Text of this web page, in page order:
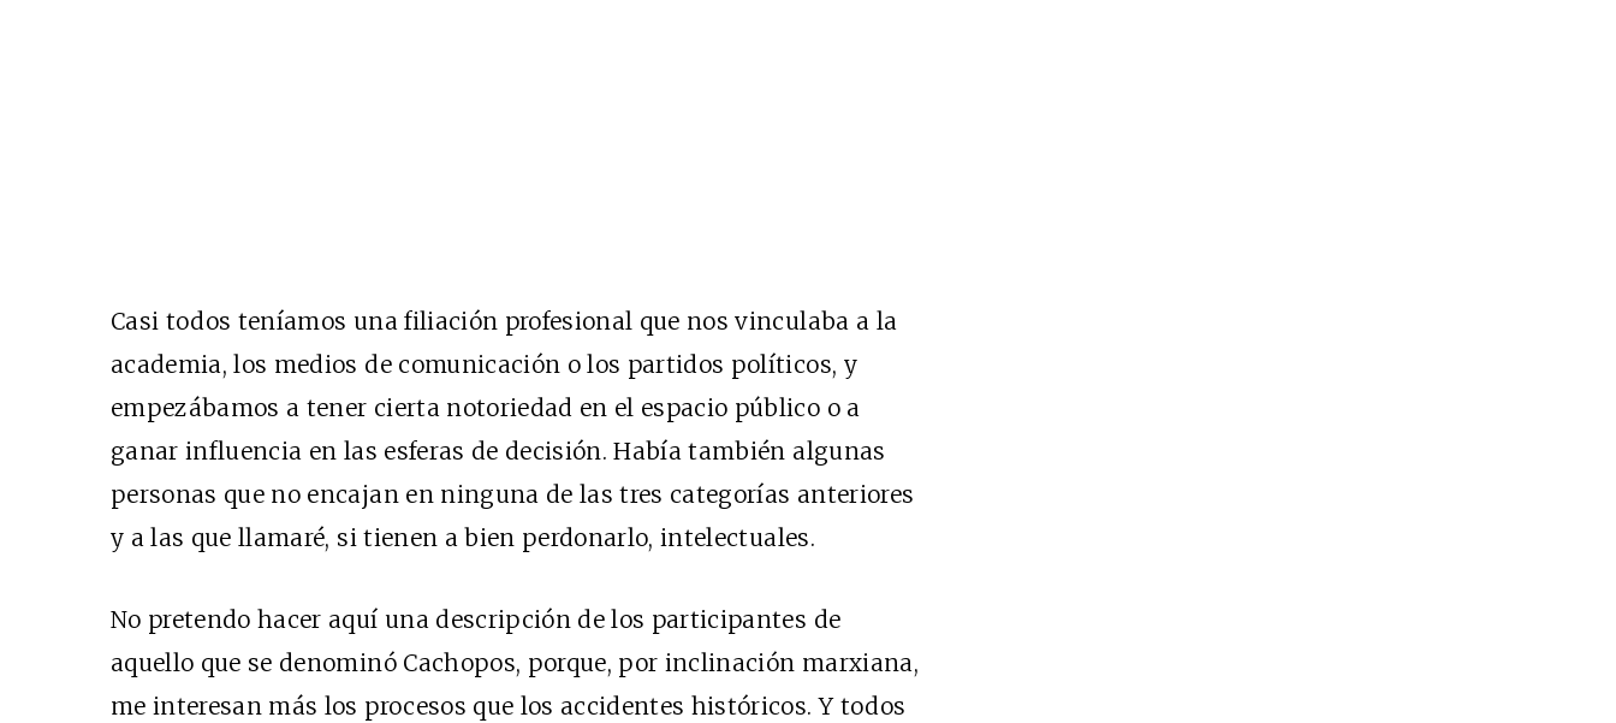
Casi todos teníamos una filiación profesional que nos vinculaba a la
academia, los medios de comunicación o los partidos políticos, y
empezábamos a tener cierta notoriedad en el espacio público o a
ganar influencia en las esferas de decisión. Había también algunas
personas que no encajan en ninguna de las tres categorías anteriores
y a las que llamaré, si tienen a bien perdonarlo, intelectuales.
No pretendo hacer aquí una descripción de los participantes de
aquello que se denominó Cachopos, porque, por inclinación marxiana,
me interesan más los procesos que los accidentes históricos. Y todos